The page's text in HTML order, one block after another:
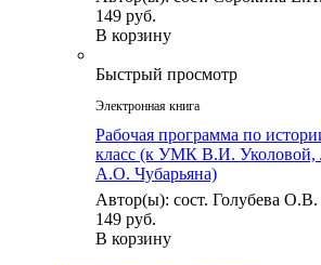
149 руб.
В корзину
Быстрый просмотр
Электронная книга
Рабочая программа по
класс (к УМК В.И.
А.О. Чубарьяна)
Автор(ы): сост. Голубева О.В.
149 руб.
В корзину